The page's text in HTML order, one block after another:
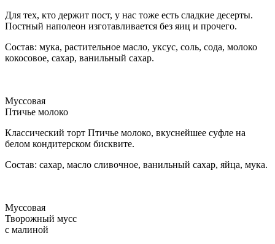
Для тех, кто держит пост, у нас тоже есть сладкие десерты.
Постный наполеон изготавливается без яиц и прочего.
Состав: мука, растительное масло, уксус, соль, сода, молоко
кокосовое, сахар, ванильный сахар.
Муссовая
Птичье молоко
Классический торт Птичье молоко, вкуснейшее суфле на
белом кондитерском бисквите.
Состав: сахар, масло сливочное, ванильный сахар, яйца, мука.
Муссовая
Творожный мусс
с малиной